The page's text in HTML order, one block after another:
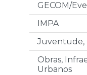
GECOM/
IMPA
Juventude,
Obras,
Urbanos